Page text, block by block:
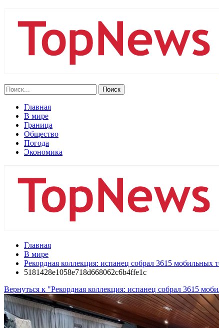
Главная
В мире
Граница
Общество
Погода
Экономика
Главная
В мире
Рекордная коллекция: испанец собрал 3615 мобильных
5181428e1058e718d668062c6b4ffe1c
Вернуться к "Рекордная коллекция: испанец собрал 3615